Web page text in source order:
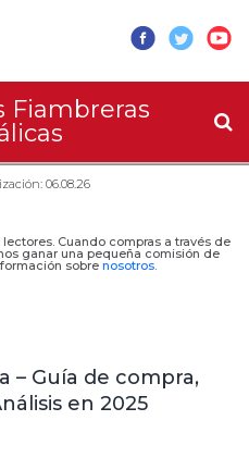
Fiambreras
06.08.26
Cuando compras a través de
ganar una pequeña comisión de
sobre nosotros.
– Guía de compra,
en 2025